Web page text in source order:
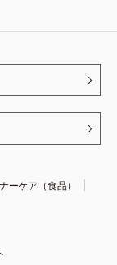
ーケア（食品）